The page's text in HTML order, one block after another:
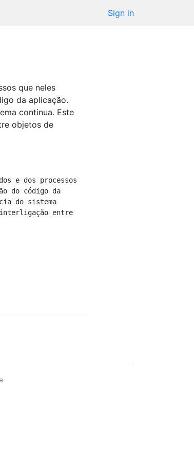
Sign in
que neles
da aplicação.
continua. Este
objetos de
do código da
do sistema
interligação entre